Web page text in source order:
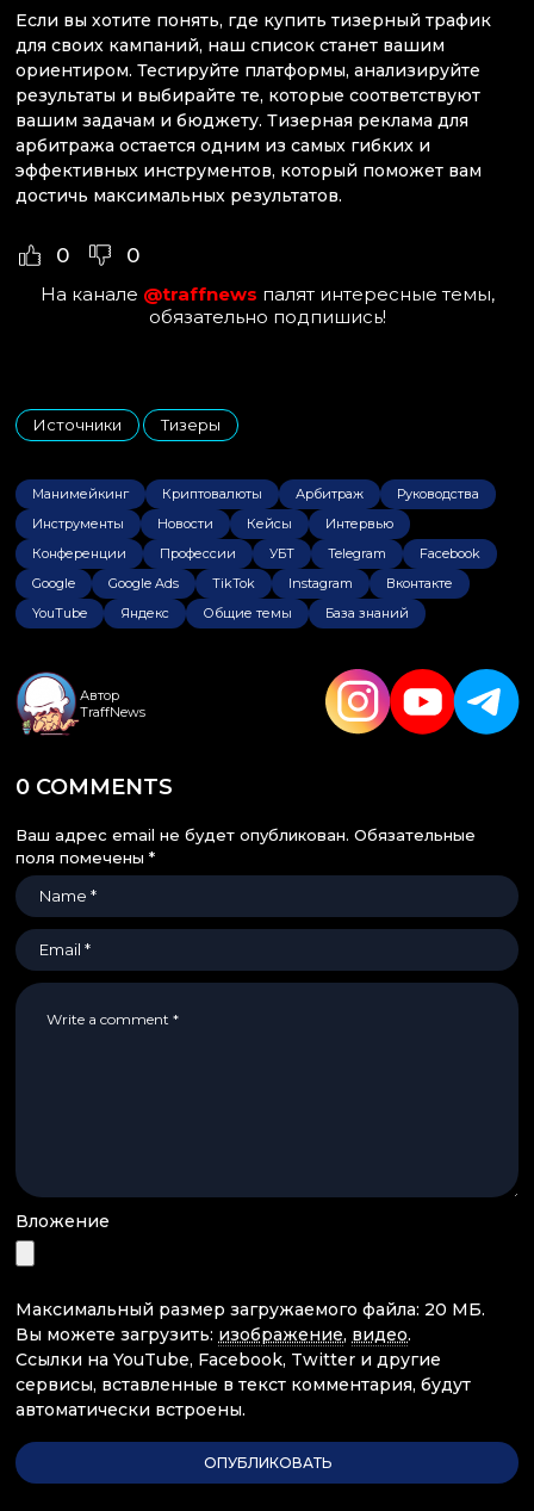
Если вы хотите понять, где купить тизерный трафик
для своих кампаний, наш список станет вашим
ориентиром. Тестируйте платформы, анализируйте
результаты и выбирайте те, которые соответствуют
вашим задачам и бюджету. Тизерная реклама для
арбитража остается одним из самых гибких и
эффективных инструментов, который поможет вам
достичь максимальных результатов.
0 0
На канале @traffnews палят интересные темы,
обязательно подпишись!
Источники
,
Тизеры
Манимейкинг Криптовалюты Арбитраж
Руководства
Инструменты
Новости Кейсы
Интервью
Конференции
Профессии УБТ Telegram
Facebook
Google
Google Ads TikTok Instagram
Вконтакте
YouTube
Яндекс Общие темы База знаний
Автор
TraffNews
0 COMMENTS
Ваш адрес email не будет опубликован. Обязательные
поля помечены *
Вложение
Максимальный размер загружаемого файла: 20 МБ.
Вы можете загрузить: изображение, видео.
Ссылки на YouTube, Facebook, Twitter и другие
сервисы, вставленные в текст комментария, будут
автоматически встроены.